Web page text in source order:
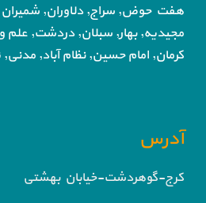
هفت حوض, سراج, دلاوران,
مجیدیه, بهار, سبلان, دردشت,
کرمان, امام حسین, نظام آباد, مدنی,
آدرس
کرج-گوهردشت-خیابان بهشتی